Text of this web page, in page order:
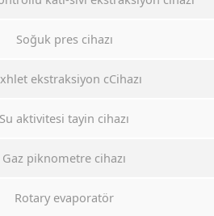
Soğuk pres cihazı
ekstraksiyon cCihazı
Su aktivitesi tayin cihazı
Gaz piknometre cihazı
Rotary evaporatör